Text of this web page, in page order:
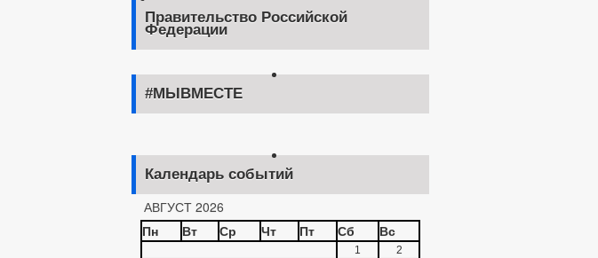
Правительство Российской
Федерации
#МЫВМЕСТЕ
Календарь событий
АВГУСТ 2026
Пн
Вт Ср Чт Пт Сб Вс
1
2